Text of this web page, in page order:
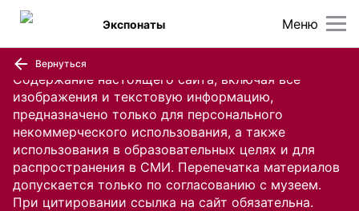
Содержание настоящего сайта, включая все
изображения и текстовую информацию,
предназначено только для персонального
некоммерческого использования, а также
использования в образовательных целях и для
распространения в СМИ. Перепечатка материалов
допускается только по согласованию с музеем.
При цитировании ссылка на сайт обязательна.
Меню
Экспонаты
Вернуться